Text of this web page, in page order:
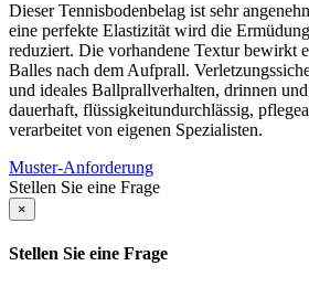
Dieser Tennisbodenbelag ist sehr
eine perfekte Elastizität wird die
reduziert. Die vorhandene Textur bewirkt
Balles nach dem Aufprall.
und ideales Ballprallverhalten, drinnen
dauerhaft, flüssigkeitundurchlässig,
verarbeitet von eigenen Spezialisten.
Muster-Anforderung
Stellen Sie eine Frage
×
Stellen Sie eine Frage